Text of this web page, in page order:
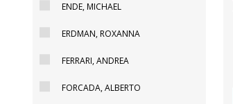
ENDE, MICHAEL
ERDMAN, ROXANNA
FERRARI, ANDREA
FORCADA, ALBERTO